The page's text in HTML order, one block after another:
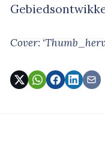
Cover: